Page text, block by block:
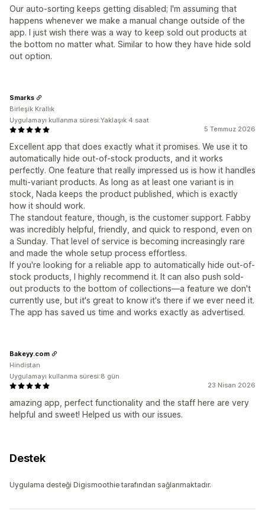
Our auto-sorting keeps getting disabled; I'm assuming that
happens whenever we make a manuaI change outside of the
app. I just wish there was a way to keep sold out products at
the bottom no matter what. Similar to how they have hide sold
out option.
5 Temmuz 2026
Excellent app that does exactly what it promises. We use it to
automatically hide out-of-stock products, and it works
perfectly. One feature that really impressed us is how it handles
multi-variant products. As long as at least one variant is in
stock, Nada keeps the product published, which is exactly
how it should work.
The standout feature, though, is the customer support. Fabby
was incredibly helpful, friendly, and quick to respond, even on
a Sunday. That level of service is becoming increasingly rare
and made the whole setup process effortless.
If you're looking for a reliable app to automatically hide out-of-
stock products, I highly recommend it. It can also push sold-
out products to the bottom of collections—a feature we don't
currently use, but it's great to know it's there if we ever need it.
The app has saved us time and works exactly as advertised.
Smarks
Birleşik Krallık
Uygulamayı kullanma süresi:Yaklaşık 4 saat
23 Nisan 2026
amazing app, perfect functionality and the staff here are very
helpful and sweet! Helped us with our issues.
Bakeyy.com
Hindistan
Uygulamayı kullanma süresi:8 gün
Destek
Uygulama desteği Digismoothie tarafından sağlanmaktadır.